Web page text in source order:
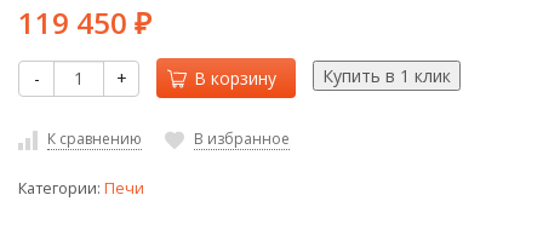
119 450 ₽
- + В корзину
К сравнению В избранное
Категории: Печи